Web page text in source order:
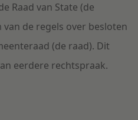
Raad van State (de
de regels over besloten
(de raad). Dit
eerdere rechtspraak.